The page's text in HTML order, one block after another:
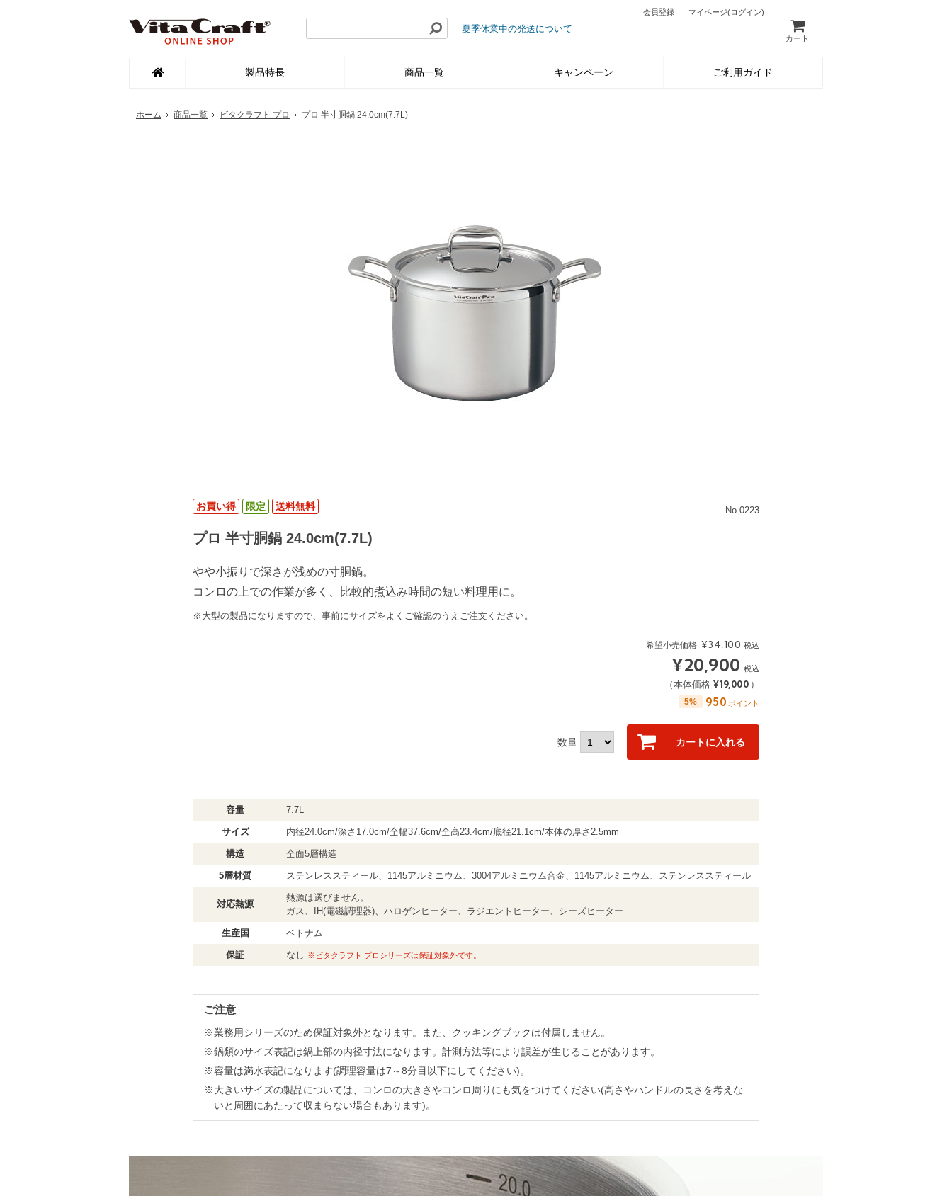
夏季休業中の発送について
会員登録 マイページ(ログイン)
カート
製品特長 商品一覧 キャンペーン ご利用ガイド
ホーム 商品一覧 ビタクラフト プロ プロ 半寸胴鍋 24.0cm(7.7L)
お買い得 限定 送料無料 No.0223
プロ 半寸胴鍋 24.0cm(7.7L)
やや小振りで深さが浅めの寸胴鍋。
コンロの上での作業が多く、比較的煮込み時間の短い料理用に。
※大型の製品になりますので、事前にサイズをよくご確認のうえご注文ください。
希望小売価格 ¥34,100 税込
¥20,900 税込
（本体価格¥19,000 ）
5% 950 ポイント
数量 カートに入れる
容量 7.7L
サイズ 内径24.0cm/深さ17.0cm/全幅37.6cm/全高23.4cm/底径21.1cm/本体の厚さ2.5mm
構造 全面5層構造
5層材質 ステンレススティール、1145アルミニウム、3004アルミニウム合金、1145アルミニウム、ステンレススティール
対応熱源
熱源は選びません。
ガス、IH(電磁調理器)、ハロゲンヒーター、ラジエントヒーター、シーズヒーター
生産国 ベトナム
保証 なし ※ビタクラフト プロシリーズは保証対象外です。
ご注意
※業務用シリーズのため保証対象外となります。また、クッキングブックは付属しません。
※鍋類のサイズ表記は鍋上部の内径寸法になります。計測方法等により誤差が生じることがあります。
※容量は満水表記になります(調理容量は7～8分目以下にしてください)。
※大きいサイズの製品については、コンロの大きさやコンロ周りにも気をつけてください(高さやハンドルの長さを考えな
いと周囲にあたって収まらない場合もあります)。